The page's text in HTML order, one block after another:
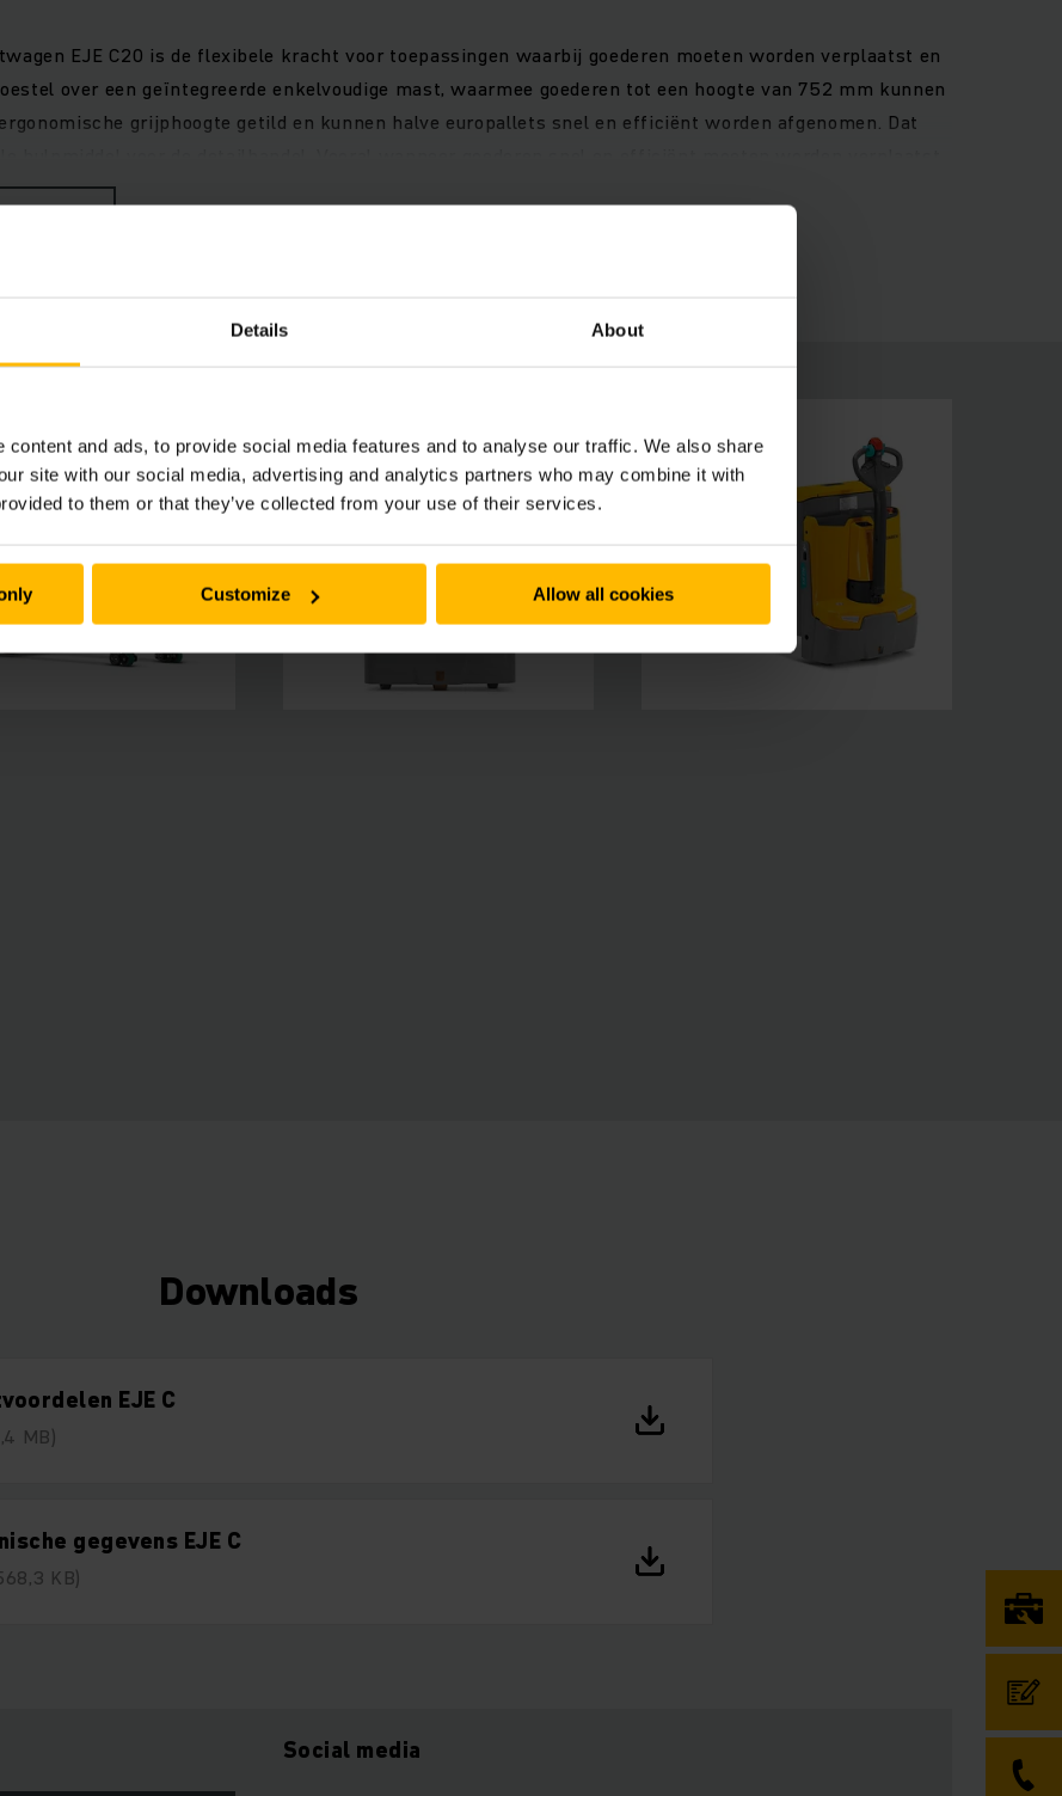
Details About
content and ads, to provide social media features and to analyse our traffic. We also share
site with our social media, advertising and analytics partners who may combine it with
to them or that they’ve collected from your use of their services.
Customize Allow all cookies
EJE C20 is de flexibele kracht voor toepassingen waarbij goederen moeten worden verplaatst en
over een geïntegreerde enkelvoudige mast, waarmee goederen tot een hoogte van 752 mm kunnen
grijphoogte getild en kunnen halve europallets snel en efficiënt worden afgenomen. Dat
bij lagere bedrijfskosten. Ook veiligheid is een topprioriteit bij de palletwagen EJE C20. De
tussen truck en bestuurder. En in uiterst krappe omstandigheden zorgt de kruipgangknop voor veilig
Downloads
EJE C
MB)
gegevens EJE C
KB)
Social media